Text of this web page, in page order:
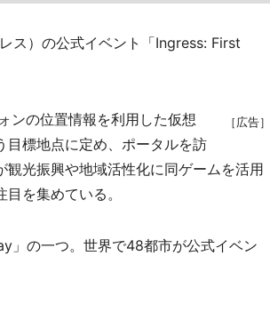
ス）の公式イベント「Ingress: First
［広告］
の位置情報を利用した仮想
目標地点に定め、ポータルを訪
光振興や地域活性化に同ゲームを活用
を集めている。
の一つ。世界で48都市が公式イベン